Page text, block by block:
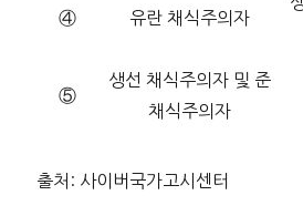
④ 유란 채식주의자
⑤
생선 채식주의자 및 준
채식주의자
출처: 사이버국가고시센터